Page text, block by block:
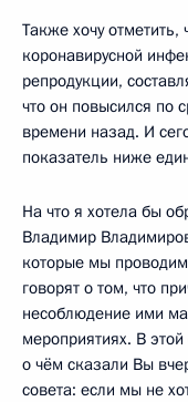
Также хочу отметить,
коронавирусной
репродукции,
что он повысился по
времени назад. И
показатель ниже
На что я хотела бы
Владимир
которые мы
говорят о том, что
несоблюдение ими
мероприятиях. В
о чём сказали Вы
совета: если мы не